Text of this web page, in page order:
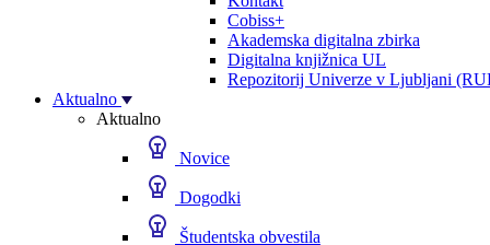
Cobiss+
Akademska digitalna zbirka
Digitalna knjižnica UL
Repozitorij Univerze v Ljubljani
Aktualno
Aktualno
Novice
Dogodki
Študentska obvestila